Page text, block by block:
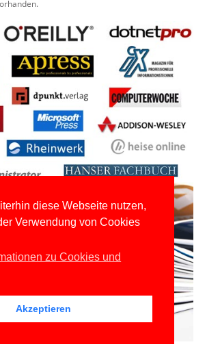
diese Webseite nutzen,
Verwendung von Cookies
zu Cookies und
Akzeptieren